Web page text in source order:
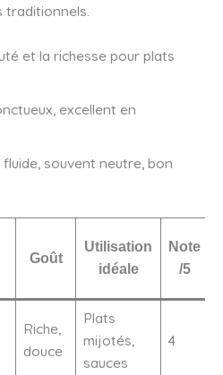
traditionnels.
et la richesse pour plats
excellent en
souvent neutre, bon
Goût
Utilisation
idéale
Note
/5
Riche,
douce
Plats
mijotés,
sauces
4